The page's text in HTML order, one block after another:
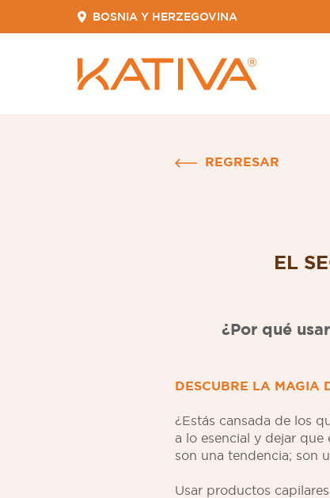
BOSNIA Y HERZEGOVINA
REGRESAR
EL
¿Por qué
DESCUBRE LA MAGIA
¿Estás cansada de los
a lo esencial y dejar
son una tendencia; son
Usar productos